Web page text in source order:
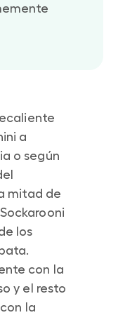
a
o según
mitad de
los
con la
y el resto
la